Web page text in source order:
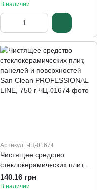
В наличии
Артикул: ЧЦ-01674
Чистящее средство
стеклокерамических плит,
панелей и поверхностей
San Clean PROFESSIONAL
140.16 грн
В наличии